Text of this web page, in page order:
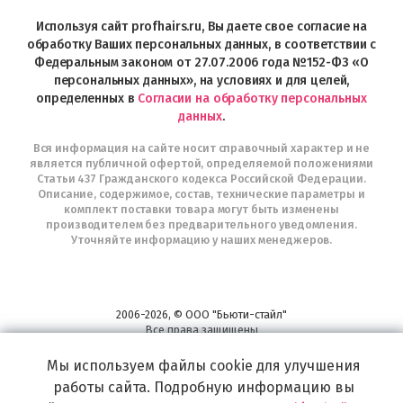
Telegram
Используя сайт profhairs.ru, Вы даете свое согласие на
обработку Ваших персональных данных, в соответствии с
Федеральным законом от 27.07.2006 года №152-ФЗ «О
персональных данных», на условиях и для целей,
определенных в Согласии на обработку персональных
данных.
Вся информация на сайте носит справочный характер и не
является публичной офертой, определяемой положениями
Статьи 437 Гражданского кодекса Российской Федерации.
Описание, содержимое, состав, технические параметры и
комплект поставки товара могут быть изменены
производителем без предварительного уведомления.
Уточняйте информацию у наших менеджеров.
2006-2026, © ООО "Бьюти-стайл"
Все права защищены
Широкий выбор инструментов, аксессуаров и принадлежностей для
воплощения
самых изысканных и необычных идей по созданию Вашего образа и стиля.
Мы используем файлы cookie для улучшения
работы сайта. Подробную информацию вы